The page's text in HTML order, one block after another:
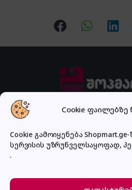
Cookie ფაილებზე
Cookie გამოიყენება
სერვისის უზრუნველსაყოფად,
.
დაგვირეკე ან
032 2 500